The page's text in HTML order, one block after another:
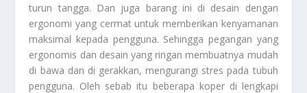
turun tangga. Dan juga barang ini di desain dengan
ergonomi yang cermat untuk memberikan kenyamanan
maksimal kepada pengguna. Sehingga pegangan yang
ergonomis dan desain yang ringan membuatnya mudah
di bawa dan di gerakkan, mengurangi stres pada tubuh
pengguna. Oleh sebab itu beberapa koper di lengkapi